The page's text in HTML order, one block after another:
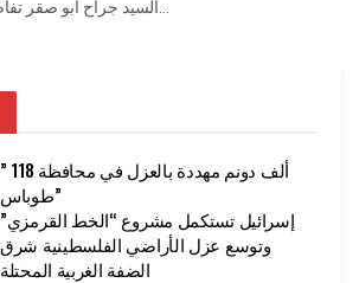
” 118 ألف دونم مهددة بالعزل في محافظة
طوباس”
إسرائيل تستكمل مشروع “الخط القرمزي”
وتوسع عزل الأراضي الفلسطينية شرق
الضفة الغربية المحتلة